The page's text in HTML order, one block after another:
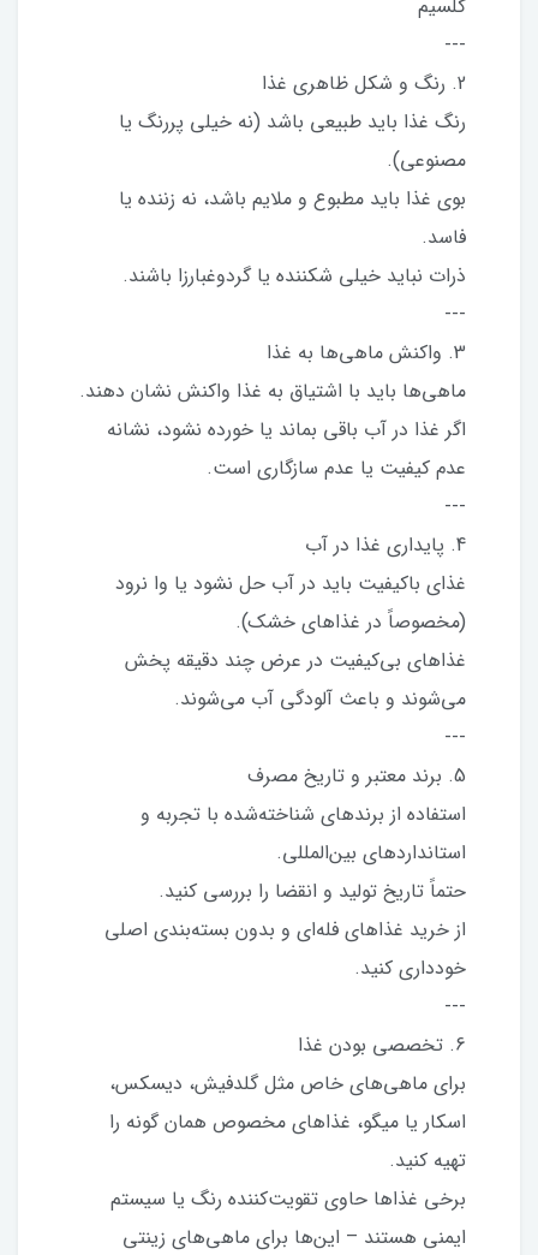
کلسیم
---
2. رنگ و شکل ظاهری غذا
رنگ غذا باید طبیعی باشد (نه خیلی پررنگ یا
مصنوعی).
بوی غذا باید مطبوع و ملایم باشد، نه زننده یا
فاسد.
ذرات نباید خیلی شکننده یا گردوغبارزا باشند.
---
3. واکنش ماهی‌ها به غذا
ماهی‌ها باید با اشتیاق به غذا واکنش نشان دهند.
اگر غذا در آب باقی بماند یا خورده نشود، نشانه
عدم کیفیت یا عدم سازگاری است.
---
4. پایداری غذا در آب
غذای باکیفیت باید در آب حل نشود یا وا نرود
(مخصوصاً در غذاهای خشک).
غذاهای بی‌کیفیت در عرض چند دقیقه پخش
می‌شوند و باعث آلودگی آب می‌شوند.
---
5. برند معتبر و تاریخ مصرف
استفاده از برندهای شناخته‌شده با تجربه و
استانداردهای بین‌المللی.
حتماً تاریخ تولید و انقضا را بررسی کنید.
از خرید غذاهای فله‌ای و بدون بسته‌بندی اصلی
خودداری کنید.
---
6. تخصصی بودن غذا
برای ماهی‌های خاص مثل گلدفیش، دیسکس،
اسکار یا میگو، غذاهای مخصوص همان گونه را
تهیه کنید.
برخی غذاها حاوی تقویت‌کننده رنگ یا سیستم
ایمنی هستند – این‌ها برای ماهی‌های زینتی